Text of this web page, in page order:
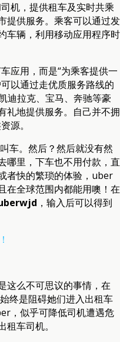
机，提供租车及实时共乘
提供服务。乘客可以通过发
车辆，利用移动应用程序时
应用，而是“为乘客提供一
以通过走优质服务路线的
迪拉克、宝马、奔驰等豪
礼地提供服务。自己并不拥
源。
车。然后？然后就没有然
哪里，下车也不用付款，直
者快的繁琐的体验，uber
在全球范围内都能用噢！在
，输入后可以得到
这么不可思议的事情，在
终是阻碍她们进入出租车
，似乎可降低司机遭遇危
车司机。